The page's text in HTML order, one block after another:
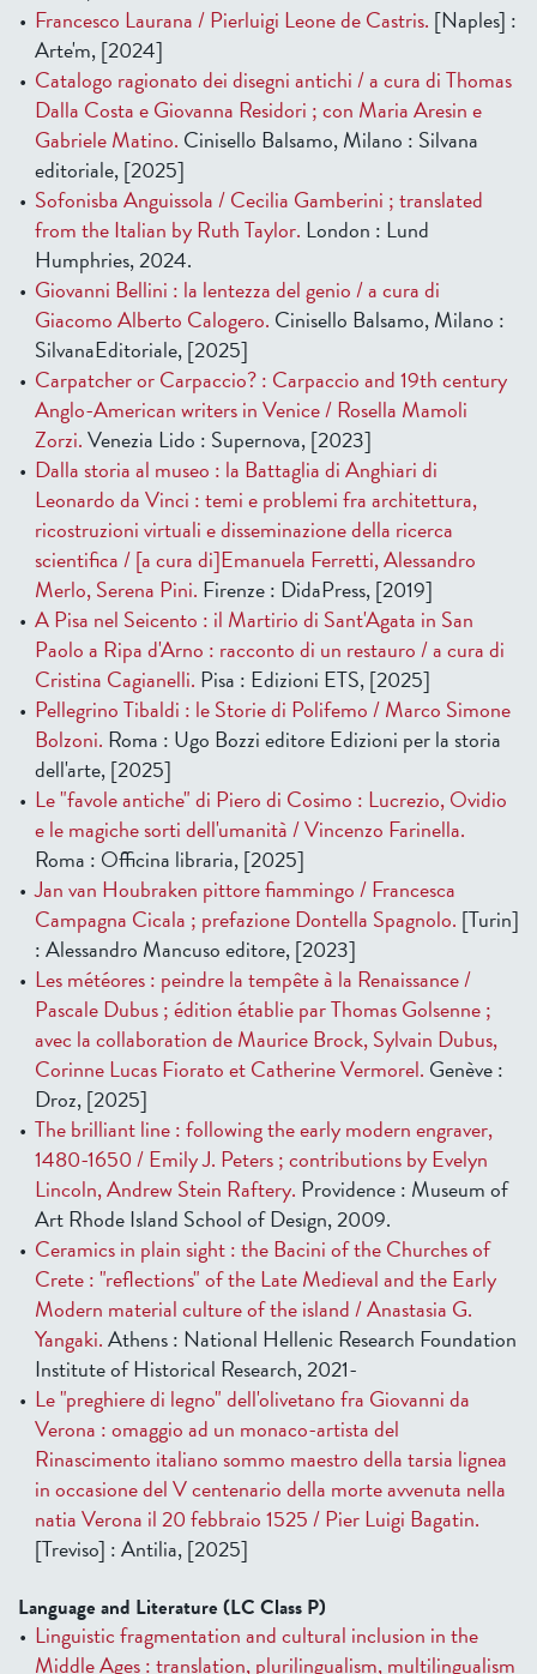
Francesco Laurana / Pierluigi Leone de Castris. [Naples] :
Arte'm, [2024]
Catalogo ragionato dei disegni antichi / a cura di Thomas
Dalla Costa e Giovanna Residori ; con Maria Aresin e
Gabriele Matino. Cinisello Balsamo, Milano : Silvana
editoriale, [2025]
Sofonisba Anguissola / Cecilia Gamberini ; translated
from the Italian by Ruth Taylor. London : Lund
Humphries, 2024.
Giovanni Bellini : la lentezza del genio / a cura di
Giacomo Alberto Calogero. Cinisello Balsamo, Milano :
SilvanaEditoriale, [2025]
Carpatcher or Carpaccio? : Carpaccio and 19th century
Anglo-American writers in Venice / Rosella Mamoli
Zorzi.Venezia Lido : Supernova, [2023]
Dalla storia al museo : la Battaglia di Anghiari di
Leonardo da Vinci : temi e problemi fra architettura,
ricostruzioni virtuali e disseminazione della ricerca
scientifica / [a cura di]Emanuela Ferretti, Alessandro
Merlo, Serena Pini. Firenze : DidaPress, [2019]
A Pisa nel Seicento : il Martirio di Sant'Agata in San
Paolo a Ripa d'Arno : racconto di un restauro / a cura di
Cristina Cagianelli. Pisa : Edizioni ETS, [2025]
Pellegrino Tibaldi : le Storie di Polifemo / Marco Simone
Bolzoni. Roma : Ugo Bozzi editore Edizioni per la storia
dell'arte, [2025]
Le "favole antiche" di Piero di Cosimo : Lucrezio, Ovidio
e le magiche sorti dell'umanità / Vincenzo Farinella.
Roma : Officina libraria, [2025]
Jan van Houbraken pittore fiammingo / Francesca
Campagna Cicala ; prefazione Dontella Spagnolo. [Turin]
: Alessandro Mancuso editore, [2023]
Les météores : peindre la tempête à la Renaissance /
Pascale Dubus ; édition établie par Thomas Golsenne ;
avec la collaboration de Maurice Brock, Sylvain Dubus,
Corinne Lucas Fiorato et Catherine Vermorel. Genève :
Droz, [2025]
The brilliant line : following the early modern engraver,
1480-1650 / Emily J. Peters ; contributions by Evelyn
Lincoln, Andrew Stein Raftery. Providence : Museum of
Art Rhode Island School of Design, 2009.
Ceramics in plain sight : the Bacini of the Churches of
Crete : "reflections" of the Late Medieval and the Early
Modern material culture of the island / Anastasia G.
Yangaki.Athens : National Hellenic Research Foundation
Institute of Historical Research, 2021-
Le "preghiere di legno" dell'olivetano fra Giovanni da
Verona : omaggio ad un monaco-artista del
Rinascimento italiano sommo maestro della tarsia lignea
in occasione del V centenario della morte avvenuta nella
natia Verona il 20 febbraio 1525 / Pier Luigi Bagatin.
[Treviso] : Antilia, [2025]
Language and Literature (LC Class P)
Linguistic fragmentation and cultural inclusion in the
Middle Ages : translation, plurilingualism, multilingualism